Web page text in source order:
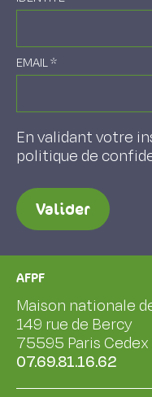
EMAIL*
En validant votre
politique de
Valider
AFPF
Maison nationale
149 rue de Bercy
75595 Paris Cedex
07.69.81.16.62